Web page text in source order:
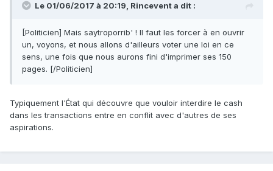
Le 01/06/2017 à 20:19, Rinceventa dit :
[Politicien] Mais saytroporrib' ! Il faut les forcer à en ouvrir
un, voyons, et nous allons d'ailleurs voter une loi en ce
sens, une fois que nous aurons fini d'imprimer ses 150
pages. [/Politicien]
Typiquement l'État qui découvre que vouloir interdire le cash
dans les transactions entre en conflit avec d'autres de ses
aspirations.